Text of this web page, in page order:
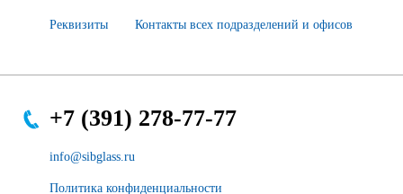
Реквизиты Контакты всех подразделений и офисов
+7 (391) 278-77-77
info@sibglass.ru
Политика конфиденциальности